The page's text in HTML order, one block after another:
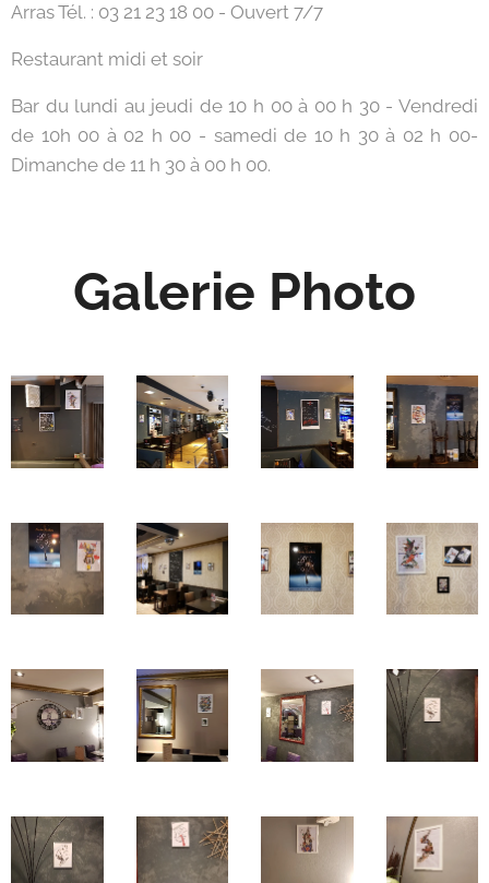
Arras Tél. : 03 21 23 18 00 - Ouvert 7/7
Restaurant midi et soir
Bar du lundi au jeudi de 10 h 00 à 00 h 30 - Vendredi
de 10h 00 à 02 h 00 - samedi de 10 h 30 à 02 h 00-
Dimanche de 11 h 30 à 00 h 00.
Galerie Photo